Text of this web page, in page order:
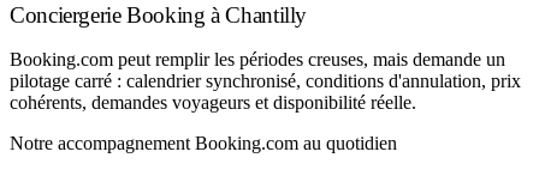
Conciergerie Booking à Chantilly
Booking.com peut remplir les périodes creuses, mais demande un
pilotage carré : calendrier synchronisé, conditions d'annulation, prix
cohérents, demandes voyageurs et disponibilité réelle.
Notre accompagnement Booking.com au quotidien